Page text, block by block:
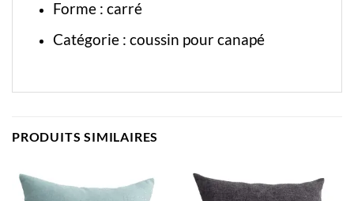
Forme : carré
Catégorie : coussin pour canapé
PRODUITS SIMILAIRES